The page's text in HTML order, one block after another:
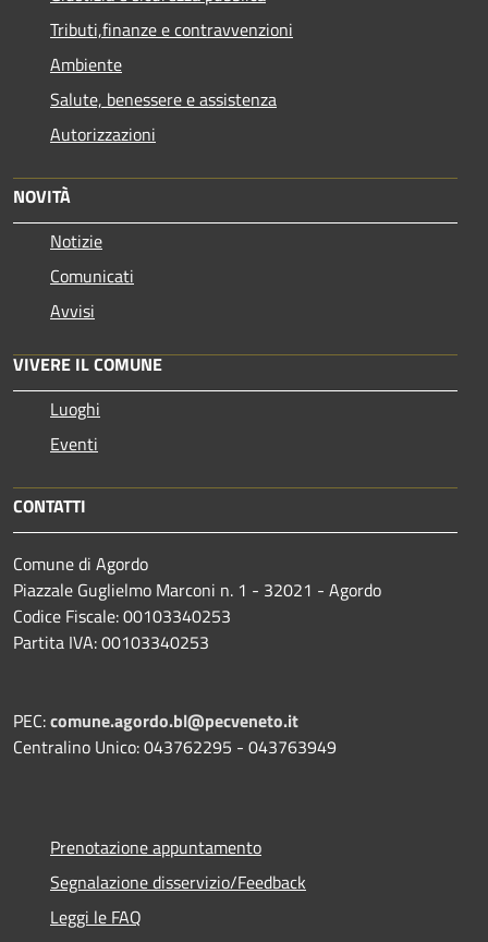
Tributi,finanze e contravvenzioni
Ambiente
Salute, benessere e assistenza
Autorizzazioni
NOVITÀ
Notizie
Comunicati
Avvisi
VIVERE IL COMUNE
Luoghi
Eventi
CONTATTI
Comune di Agordo
Piazzale Guglielmo Marconi n. 1 - 32021 - Agordo
Codice Fiscale: 00103340253
Partita IVA: 00103340253
PEC:comune.agordo.bl@pecveneto.it
Centralino Unico: 043762295 - 043763949
Prenotazione appuntamento
Segnalazione disservizio/Feedback
Leggi le FAQ